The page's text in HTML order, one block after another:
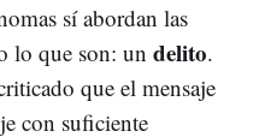
sí abordan las
lo que son: un delito.
que el mensaje
con suficiente